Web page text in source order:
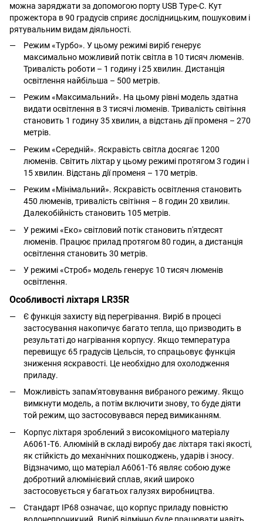
можна заряджати за допомогою порту USB Type-C. Кут
прожектора в 90 градусів сприяє дослідницьким, пошуковим і
рятувальним видам діяльності.
Режим «Турбо». У цьому режимі виріб генерує
максимально можливий потік світла в 10 тисяч люменів.
Тривалість роботи – 1 годину і 25 хвилин. Дистанція
освітлення найбільша – 500 метрів.
Режим «Максимальний». На цьому рівні модель здатна
видати освітлення в 3 тисячі люменів. Тривалість світіння
становить 1 годину 35 хвилин, а відстань дії променя – 270
метрів.
Режим «Середній». Яскравість світла досягає 1200
люменів. Світить ліхтар у цьому режимі протягом 3 годин і
15 хвилин. Відстань дії променя – 170 метрів.
Режим «Мінімальний». Яскравість освітлення становить
450 люменів, тривалість світіння – 8 годин 20 хвилин.
Далекобійність становить 105 метрів.
У режимі «Еко» світловий потік становить п'ятдесят
люменів. Працює прилад протягом 80 годин, а дистанція
освітлення становить 30 метрів.
У режимі «Строб» модель генерує 10 тисяч люменів
освітлення.
Особливості ліхтаря LR35R
Є функція захисту від перегрівання. Виріб в процесі
застосування накопичує багато тепла, що призводить в
результаті до нагрівання корпусу. Якщо температура
перевищує 65 градусів Цельсія, то спрацьовує функція
зниження яскравості. Це необхідно для охолодження
приладу.
Можливість запам'ятовування вибраного режиму. Якщо
вимкнути модель, а потім включити знову, то буде діяти
той режим, що застосовувався перед вимиканням.
Корпус ліхтаря зроблений з високоміцного матеріалу
А6061-Т6. Алюміній в складі виробу дає ліхтаря такі якості,
як стійкість до механічних пошкоджень, ударів і зносу.
Відзначимо, що матеріал А6061-Т6 являє собою дуже
добротний алюмінієвий сплав, який широко
застосовується у багатьох галузях виробництва.
Стандарт IP68 означає, що корпус приладу повністю